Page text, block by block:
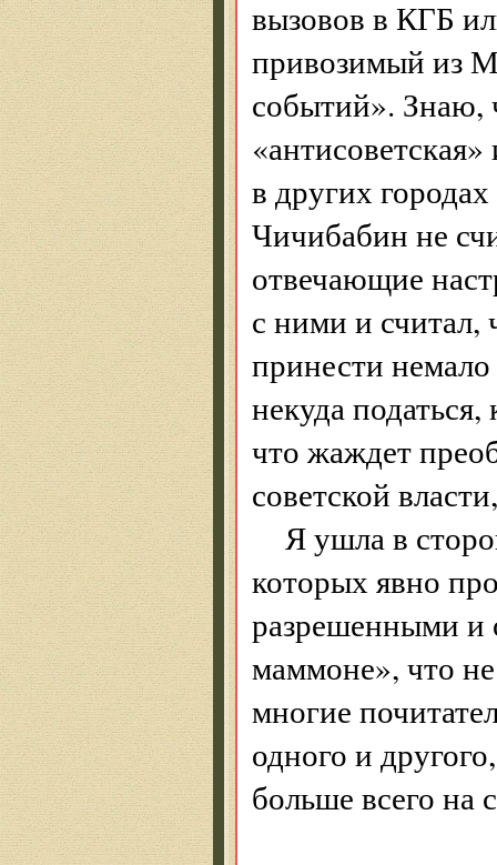
вызовов в КГБ
привозимый из
событий». Знаю,
в других
Чичибабин не
отвечающие
с ними и
принести
некуда
что жаждет
советской
Я ушла в
которых явно
разрешенными и
маммоне», что
многие
одного и
больше всего на